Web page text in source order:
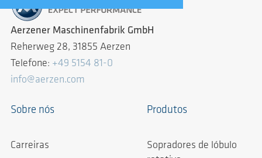
Aerzener Maschinenfabrik GmbH
Reherweg 28, 31855 Aerzen
Telefone: +49 5154 81-0
info@aerzen.com
Sobre nós
Carreiras
Produtos
Sopradores de lóbulo